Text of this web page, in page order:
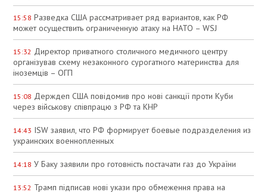
15:58 Разведка США рассматривает ряд вариантов, как РФ
может осуществить ограниченную атаку на НАТО – WSJ
15:32 Директор приватного столичного медичного центру
організував схему незаконного сурогатного материнства для
іноземців – ОГП
15:08 Держдеп США повідомив про нові санкції проти Куби
через військову співпрацю з РФ та КНР
14:43 ISW заявил, что РФ формирует боевые подразделения из
украинских военнопленных
14:18 У Баку заявили про готовність постачати газ до України
13:52 Трамп підписав нові укази про обмеження права на